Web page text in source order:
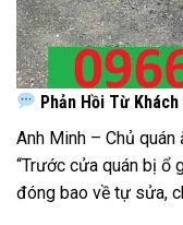
Phản Hồi Từ Khách
Anh Minh – Chủ quán
“Trước cửa quán bị ổ
đóng bao về tự sửa,